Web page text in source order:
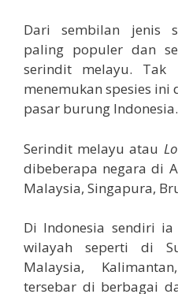
Dari sembilan jenis
paling populer dan
serindit melayu.
menemukan spesies
pasar burung Indonesia.
Serindit melayu atau
dibeberapa negara di
Malaysia, Singapura,
Di Indonesia sendiri
wilayah seperti di
Malaysia,
tersebar di berbagai